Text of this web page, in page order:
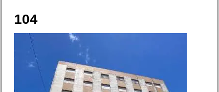
Duplex 3 amb. Gutierrez 341
San Bernardo
Precio :
104